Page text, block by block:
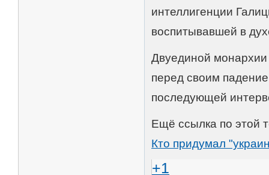
интеллигенции
воспитывавшей в
Двуединой
перед своим
последующей
Ещё ссылка по этой
Кто придумал
+1